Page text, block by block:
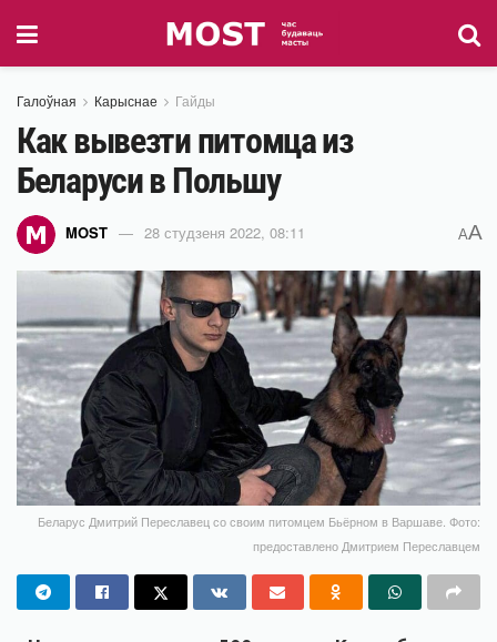
Галоўная Карыснае Гайды
Как вывезти питомца из
Беларуси в Польшу
MOST 28 студзеня 2022, 08:11 AA
Беларус Дмитрий Переславец со своим питомцем Бьёрном в Варшаве. Фото:
предоставлено Дмитрием Переславцем